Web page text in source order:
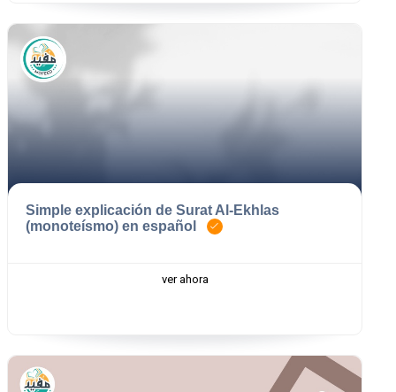
Simple explicación de Surat Al-Ekhlas
(monoteísmo) en español
ver ahora